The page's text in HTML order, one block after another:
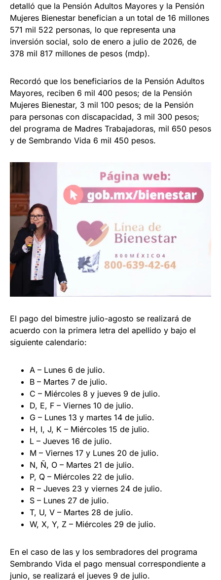
detalló que la Pensión Adultos Mayores y la Pensión
Mujeres Bienestar benefician a un total de 16 millones
571 mil 522 personas, lo que representa una
inversión social, solo de enero a julio de 2026, de
378 mil 817 millones de pesos (mdp).
Recordó que los beneficiarios de la Pensión Adultos
Mayores, reciben 6 mil 400 pesos; de la Pensión
Mujeres Bienestar, 3 mil 100 pesos; de la Pensión
para personas con discapacidad, 3 mil 300 pesos;
del programa de Madres Trabajadoras, mil 650 pesos
y de Sembrando Vida 6 mil 450 pesos.
El pago del bimestre julio-agosto se realizará de
acuerdo con la primera letra del apellido y bajo el
siguiente calendario:
A – Lunes 6 de julio.
B – Martes 7 de julio.
C – Miércoles 8 y jueves 9 de julio.
D, E, F – Viernes 10 de julio.
G – Lunes 13 y martes 14 de julio.
H, I, J, K – Miércoles 15 de julio.
L – Jueves 16 de julio.
M – Viernes 17 y Lunes 20 de julio.
N, Ñ, O – Martes 21 de julio.
P, Q – Miércoles 22 de julio.
R – Jueves 23 y viernes 24 de julio.
S – Lunes 27 de julio.
T, U, V – Martes 28 de julio.
W, X, Y, Z – Miércoles 29 de julio.
En el caso de las y los sembradores del programa
Sembrando Vida el pago mensual correspondiente a
junio, se realizará el jueves 9 de julio.